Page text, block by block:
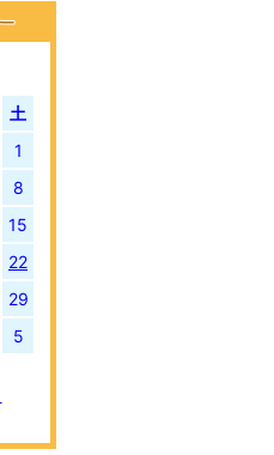
土
1
8
15
22
29
5